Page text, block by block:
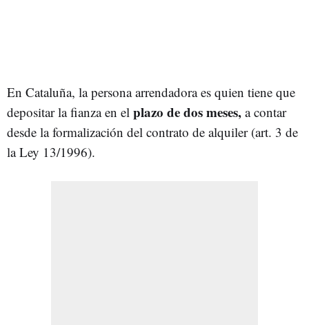
En Cataluña, la persona arrendadora es quien tiene que
depositar la fianza en el plazo de dos meses, a contar
desde la formalización del contrato de alquiler (art. 3 de
la Ley 13/1996).